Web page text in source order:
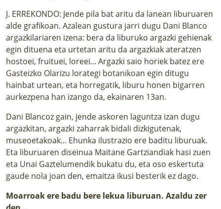
J. ERREKONDO: Jende pila bat aritu da lanean liburuaren
alde grafikoan. Azalean gustura jarri dugu Dani Blanco
argazkilariaren izena: bera da liburuko argazki gehienak
egin dituena eta urtetan aritu da argazkiak ateratzen
hostoei, fruituei, loreei... Argazki saio horiek batez ere
Gasteizko Olarizu lorategi botanikoan egin ditugu
hainbat urtean, eta horregatik, liburu honen bigarren
aurkezpena han izango da, ekainaren 13an.
Dani Blancoz gain, jende askoren laguntza izan dugu
argazkitan, argazki zaharrak bidali dizkigutenak,
museoetakoak... Ehunka ilustrazio ere baditu liburuak.
Eta liburuaren diseinua Maitane Gartziandiak hasi zuen
eta Unai Gaztelumendik bukatu du, eta oso eskertuta
gaude nola joan den, emaitza ikusi besterik ez dago.
Moarroak ere badu bere lekua liburuan. Azaldu zer